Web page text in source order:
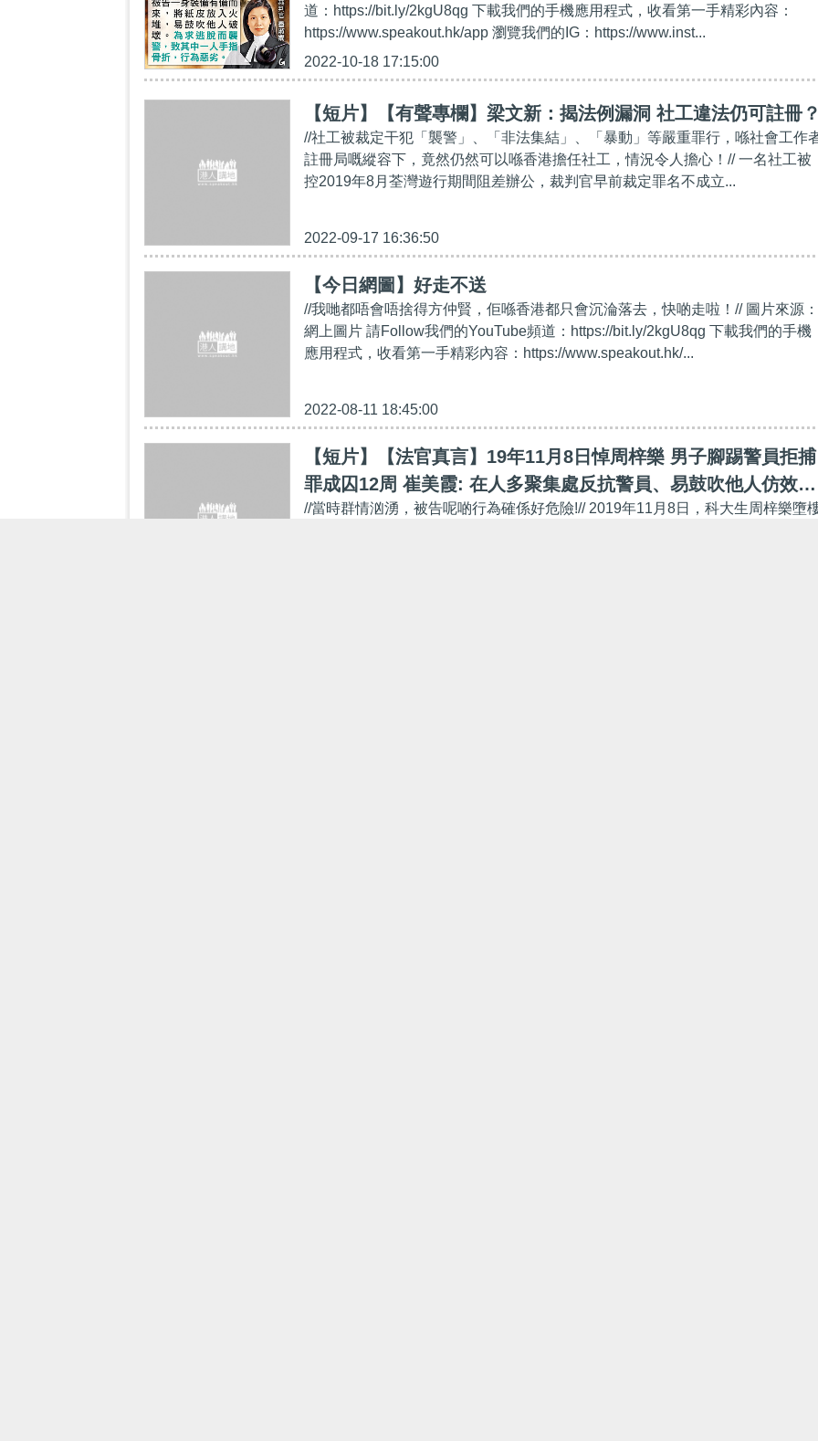
道：https://bit.ly/2kgU8qg 下載我們的手機應用程式，收看第一手精彩內容：
https://www.speakout.hk/app 瀏覽我們的IG：https://www.inst...
2022-10-18 17:15:00
【短片】【有聲專欄】梁文新：揭法例漏洞 社工違法仍可註冊
//社工被裁定干犯「襲警」、「非法集結」、「暴動」等嚴重罪行，喺社會工作
註冊局嘅縱容下，竟然仍然可以喺香港擔任社工，情況令人擔心！// 一名社工被
控2019年8月荃灣遊行期間阻差辦公，裁判官早前裁定罪名不成立...
2022-09-17 16:36:50
【今日網圖】好走不送
//我哋都唔會唔捨得方仲賢，佢喺香港都只會沉淪落去，快啲走啦！// 圖片來源：
網上圖片 請Follow我們的YouTube頻道：https://bit.ly/2kgU8qg 下載我們的手機
應用程式，收看第一手精彩內容：https://www.speakout.hk/...
2022-08-11 18:45:00
【短片】【法官真言】19年11月8日悼周梓樂 男子腳踢警員拒捕
罪成囚12周 崔美霞: 在人多聚集處反抗警員、易鼓吹他人仿效、
增暴力衝突機會
//當時群情汹湧，被告呢啲行為確係好危險!// 2019年11月8日，科大生周梓樂墮